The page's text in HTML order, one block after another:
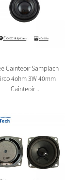
Cainteoir Samplach
4ohm 3W 40mm
Cainteoir ...